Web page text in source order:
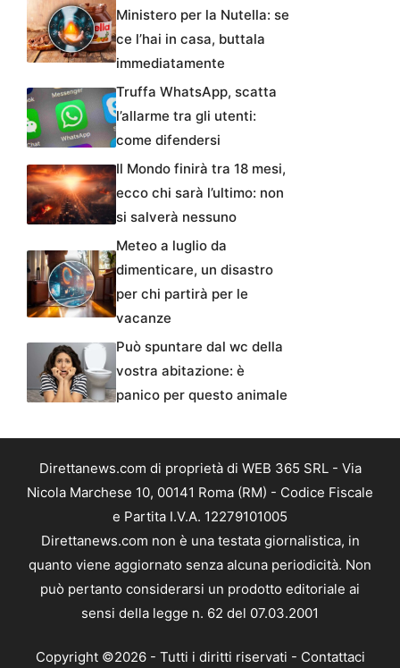
Ministero per la Nutella: se
ce l’hai in casa, buttala
immediatamente
Truffa WhatsApp, scatta
l’allarme tra gli utenti:
come difendersi
Il Mondo finirà tra 18 mesi,
ecco chi sarà l’ultimo: non
si salverà nessuno
Meteo a luglio da
dimenticare, un disastro
per chi partirà per le
vacanze
Può spuntare dal wc della
vostra abitazione: è
panico per questo animale
Direttanews.com di proprietà di WEB 365 SRL - Via
Nicola Marchese 10, 00141 Roma (RM) - Codice Fiscale
e Partita I.V.A. 12279101005
Direttanews.com non è una testata giornalistica, in
quanto viene aggiornato senza alcuna periodicità. Non
può pertanto considerarsi un prodotto editoriale ai
sensi della legge n. 62 del 07.03.2001
Copyright ©2026 - Tutti i diritti riservati - Contattaci